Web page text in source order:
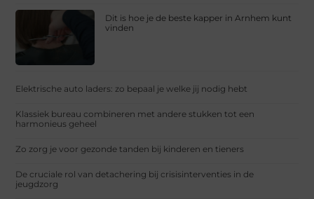
Dit is hoe je de beste kapper in Arnhem kunt
vinden
Elektrische auto laders: zo bepaal je welke jij nodig hebt
Klassiek bureau combineren met andere stukken tot een
harmonieus geheel
Zo zorg je voor gezonde tanden bij kinderen en tieners
De cruciale rol van detachering bij crisisinterventies in de
jeugdzorg